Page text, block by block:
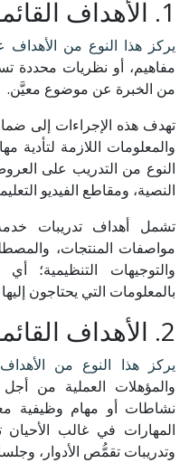
1. الأهداف القائمة على المعرفة:
يركز هذا النوع من
مفاهيم، أو نظريات محددة
من الخبرة عن موضوع معيَّن.
تهدف هذه الإجراءات إلى
والمعلومات اللازمة لتأدية
النوع من التدريب على
النصية، ومقاطع الفيديو
تشمل أهداف تدريبات
مواصفات المنتجات،
والتوجيهات التنظيمية؛
بالمعلومات التي يحتاجون
2. الأهداف القائمة على المهارات:
يركز هذا النوع من
والمؤهلات العملية من
نشاطات أو مهام وظيفية
المهارات في غالب الأحيان
وتدريبات تقمُّص الأدوار،